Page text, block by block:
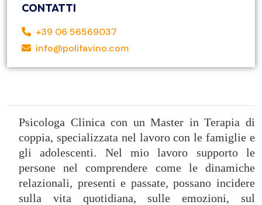
CONTATTI
+39 06 56569037
info@polifavino.com
Psicologa Clinica con un Master in Terapia di
coppia, specializzata nel lavoro con le famiglie e
gli adolescenti. Nel mio lavoro supporto le
persone nel comprendere come le dinamiche
relazionali, presenti e passate, possano incidere
sulla vita quotidiana, sulle emozioni, sul